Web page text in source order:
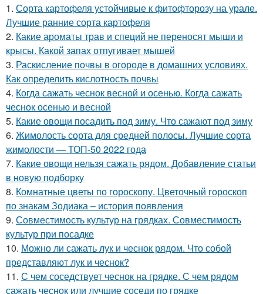
1. Сорта картофеля устойчивые к фитофторозу на урале.
Лучшие ранние сорта картофеля
2. Какие ароматы трав и специй не переносят мыши и
крысы. Какой запах отпугивает мышей
3. Раскисление почвы в огороде в домашних условиях.
Как определить кислотность почвы
4. Когда сажать чеснок весной и осенью. Когда сажать
чеснок осенью и весной
5. Какие овощи посадить под зиму. Что сажают под зиму
6. Жимолость сорта для средней полосы. Лучшие сорта
жимолости — ТОП-50 2022 года
7. Какие овощи нельзя сажать рядом. Добавление статьи
в новую подборку
8. Комнатные цветы по гороскопу. Цветочный гороскоп
по знакам Зодиака – история появления
9. Совместимость культур на грядках. Совместимость
культур при посадке
10. Можно ли сажать лук и чеснок рядом. Что собой
представляют лук и чеснок?
11. С чем соседствует чеснок на грядке. С чем рядом
сажать чеснок или лучшие соседи по грядке